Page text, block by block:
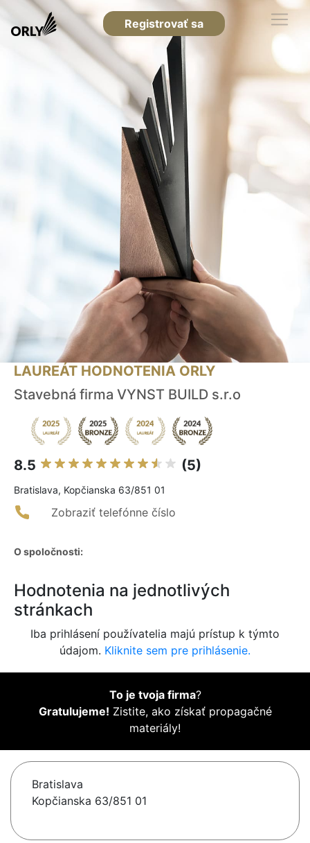
Registrovať sa
LAUREÁT HODNOTENIA ORLY
Stavebná firma VYNST BUILD s.r.o
8.5 (5)
Bratislava, Kopčianska 63/851 01
Zobraziť telefónne číslo
O spoločnosti:
Hodnotenia na jednotlivých
stránkach
Iba prihlásení používatelia majú prístup k týmto
údajom. Kliknite sem pre prihlásenie.
To je tvoja firma?
Gratulujeme! Zistite, ako získať propagačné
materiály!
Bratislava
Kopčianska 63/851 01